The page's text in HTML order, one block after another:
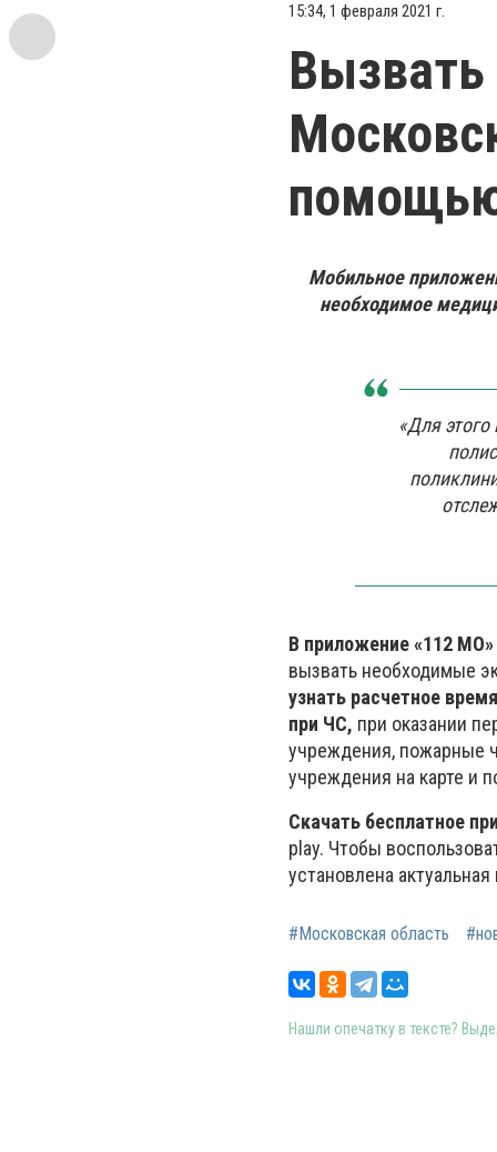
15:34, 1 февраля 2021 г.
Мобильное
необходимое
«Для
В приложение «112 МО»
вызвать необходимые
узнать расчетное время
при ЧС, при оказании
учреждения, пожарные
учреждения на карте и
Скачать бесплатное
play. Чтобы
установлена
#Московская область
Нашли опечатку в тексте?